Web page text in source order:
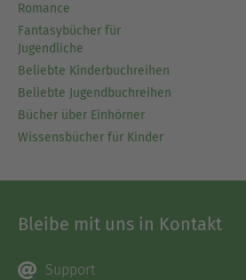
Romance
Fantasybücher für
Jugendliche
Beliebte Kinderbuchreihen
Beliebte Jugendbuchreihen
Bücher über Einhörner
Wissensbücher für Kinder
Bleibe mit uns in Kontakt
Support